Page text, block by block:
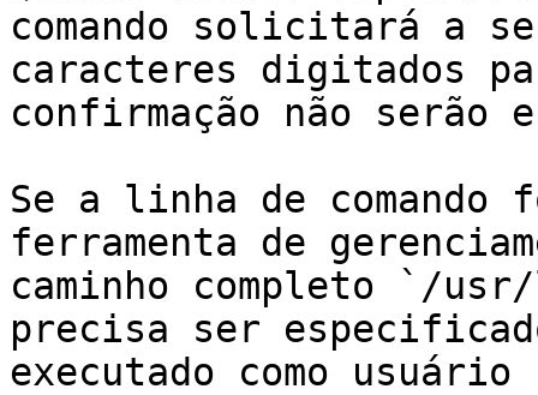
comando solicitará a
caracteres digitados
confirmação não serão
Se a linha de comando
ferramenta de
caminho completo `/
precisa ser
executado como